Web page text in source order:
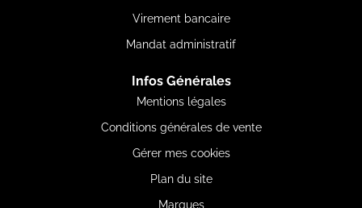
Virement bancaire
Mandat administratif
Infos Générales
Mentions légales
Conditions générales de vente
Gérer mes cookies
Plan du site
Marques